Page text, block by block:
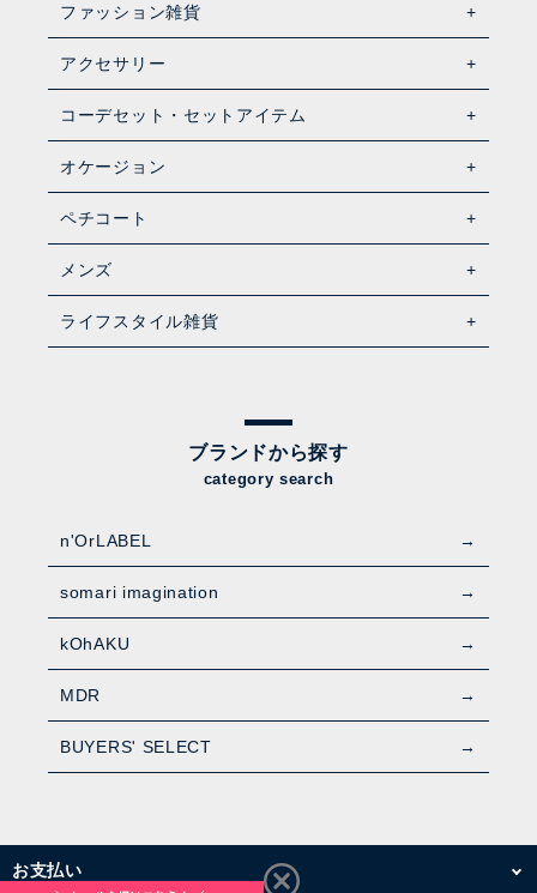
ファッション雑貨
アクセサリー
コーデセット・セットアイテム
オケージョン
ペチコート
メンズ
ライフスタイル雑貨
ブランドから探す
category search
n'OrLABEL
somari imagination
kOhAKU
MDR
BUYERS' SELECT
お支払い